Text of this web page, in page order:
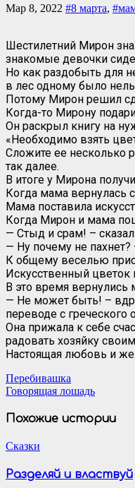
Мар 8, 2022 #8 марта,
Шестилетний Мирон
знакомые девочки
Но как раздобыть для
в лес одному было
Потому Мирон решил
Когда-то Мирону
Он раскрыл книгу на
«Необходимо взять
Сложите ее несколько
так далее.
В итоге у Мирона
Когда мама вернулась
Мама поставила
Когда Мирон и мама
— Стыд и срам! –
— Ну почему не
К общему веселью
Искусственный цветок
В это время вернулись
— Не может быть! –
переводе с
Она прижала к себе
радовать хозяйку
Настоящая любовь и
Навигация
по
записям
Перебивашка
Говорящая лошадь
Похожие истории
Сказки
Разделяй и властвуй